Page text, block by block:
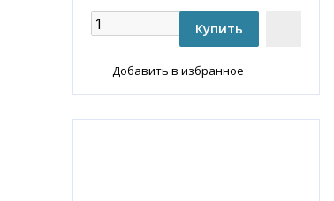
Добавить в избранное